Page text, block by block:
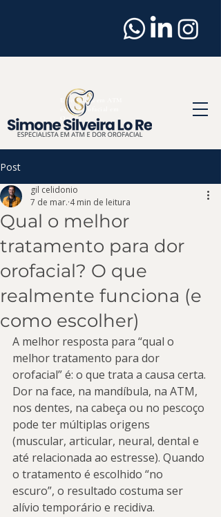
Dentista
Especialista em ATM
e Dor Orofacial em
Osasco
Post
Qual o melhor
tratamento para dor
orofacial? O que
realmente funciona (e
como escolher)
gil celidonio
7 de mar. 4 min de leitura
A melhor resposta para “qual o
melhor tratamento para dor
orofacial” é: o que trata a causa certa.
Dor na face, na mandíbula, na ATM,
nos dentes, na cabeça ou no pescoço
pode ter múltiplas origens
(muscular, articular, neural, dental e
até relacionada ao estresse). Quando
o tratamento é escolhido “no
escuro”, o resultado costuma ser
alívio temporário e recidiva.